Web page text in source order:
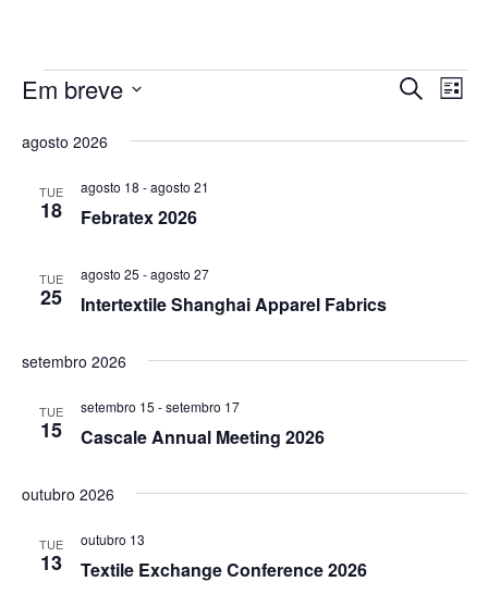
Events
Eventos
Pesquisar
Lista
Em breve
data.
agosto 2026
TUE
18 Febratex 2026
agosto 18 -agosto 21
TUE
25 Intertextile Shanghai Apparel Fabrics
agosto 25 -agosto 27
setembro 2026
TUE
15 Cascale Annual Meeting 2026
setembro 15 -setembro 17
outubro 2026
TUE
13 Textile Exchange Conference 2026
outubro 13